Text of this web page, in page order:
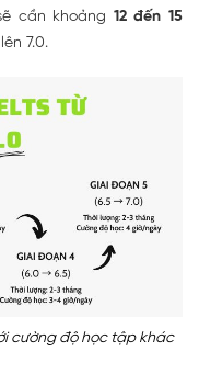
cần khoảng 12 đến 15
7.0.
cường độ học tập khác